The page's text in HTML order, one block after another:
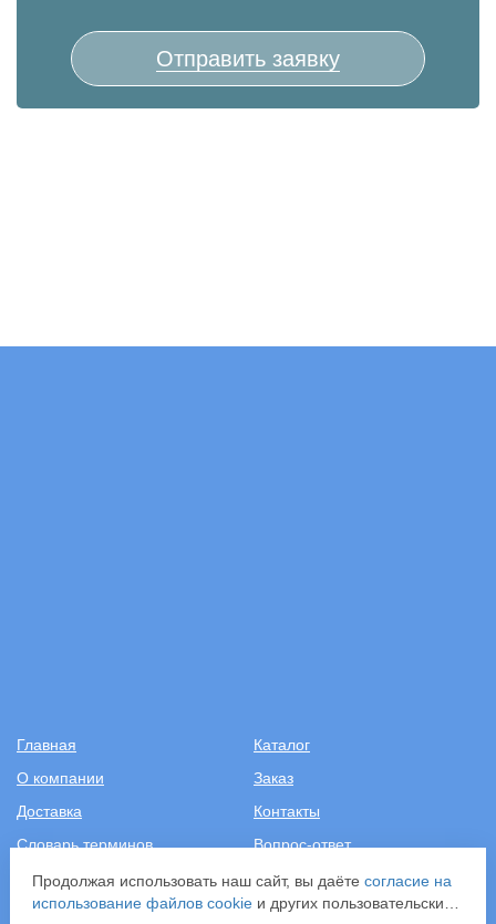
Отправить заявку
Главная
Каталог
О компании
Заказ
Доставка
Контакты
Словарь терминов
Вопрос-ответ
Статьи
Продолжая использовать наш сайт, вы даёте согласие на
использование файлов cookieи других пользовательских